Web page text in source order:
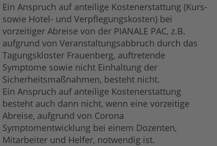
Ein Anspruch auf anteilige Kostenerstattung (Kurs-
sowie Hotel- und Verpflegungskosten) bei
vorzeitiger Abreise von der PIANALE PAC, z.B.
aufgrund von Veranstaltungsabbruch durch das
Tagungskloster Frauenberg, auftretende
Symptome sowie nicht Einhaltung der
Sicherheitsmaßnahmen, besteht nicht.
Ein Anspruch auf anteilige Kostenerstattung
besteht auch dann nicht, wenn eine vorzeitige
Abreise, aufgrund von Corona
Symptomentwicklung bei einem Dozenten,
Mitarbeiter und Helfer, notwendig ist.